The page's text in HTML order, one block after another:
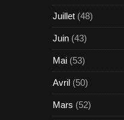
Juillet (48)
Juin (43)
Mai (53)
Avril (50)
Mars (52)